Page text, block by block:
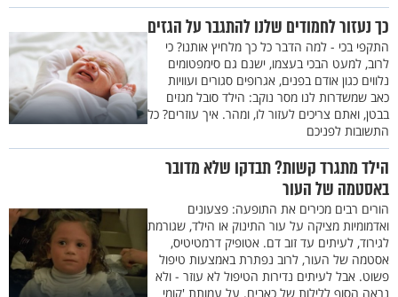
כך נעזור לחמודים שלנו להתגבר על הגזים
התקפי בכי - למה הדבר כל כך מלחיץ אותנו? כי
לרוב, למעט הבכי בעצמו, ישנם גם סימפטומים
נלווים כגון אודם בפנים, אגרופים סגורים ועוויות
כאב שמשדרות לנו מסר נוקב: הילד סובל מגזים
בבטן, ואתם צריכים לעזור לו, ומהר. איך עוזרים? כל
התשובות לפניכם
הילד מתגרד קשות? תבדקו שלא מדובר
באסטמה של העור
הורים רבים מכירים את התופעה: פצעונים
ואדמומיות מציקה על עור התינוק או הילד, שגורמת
לגירוד, לעיתים עד זוב דם. אטופיק דרמטיטיס,
אסטמה של העור, לרוב נפתרת באמצעות טיפול
פשוט. אבל לעיתים נדירות הטיפול לא עוזר - ולא
נראה הסוף ללילות של כאבים. על עמותת 'קומי